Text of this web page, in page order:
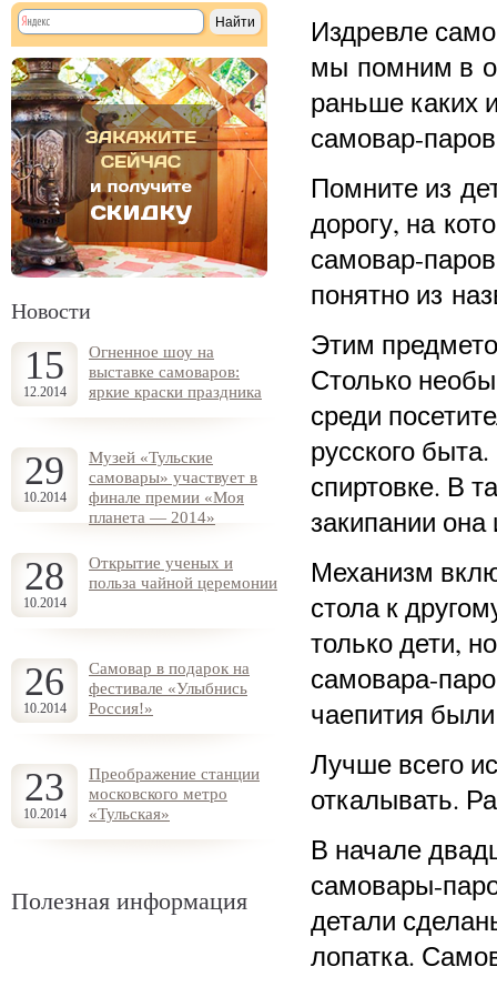
Новости
15
12.2014
Огненное шоу на
выставке самоваров:
яркие краски праздника
29
10.2014
Музей «Тульские
самовары» участвует в
финале премии «Моя
планета — 2014»
28
10.2014
Открытие ученых и
польза чайной церемонии
26
10.2014
Самовар в подарок на
фестивале «Улыбнись
Россия!»
23
10.2014
Преображение станции
московского метро
«Тульская»
Полезная информация
Издревле
мы помним в
раньше каких
самовар-
Помните из
дорогу, на
самовар-
понятно из
Этим
Столько
среди
русского
спиртовке. В
закипании она
Механизм
стола к
только дети,
самовара-
чаепития
Лучше всего
откалывать.
В начале
самовары-
детали
лопатка.